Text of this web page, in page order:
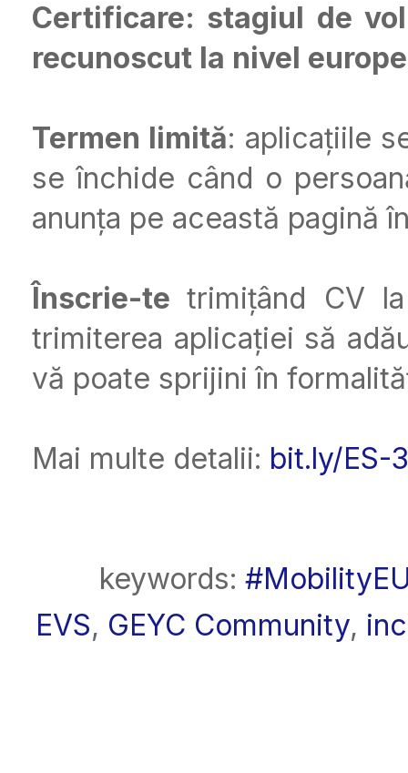
Certificare: stagiul de
recunoscut la nivel
Termen limită: aplicațiile
se închide când o
anunța pe această pagină
Înscrie-tetrimițând CV
trimiterea aplicației să
vă poate sprijini în
Mai multe detalii: bit.ly/ES-
keywords:
EVS, GEYC Community,